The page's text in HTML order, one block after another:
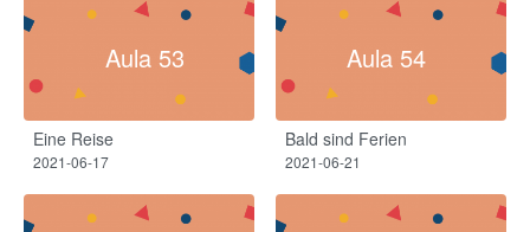
Aula 53
Eine Reise
2021-06-17
Aula 54
Bald sind Ferien
2021-06-21